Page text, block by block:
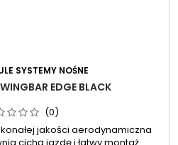
SYSTEMY NOŚNE
EDGE BLACK
(0)
jakości aerodynamiczna